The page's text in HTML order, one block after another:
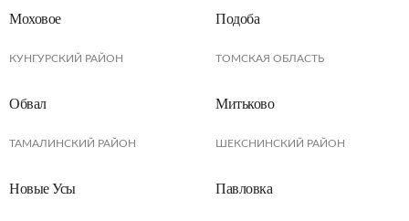
Моховое
КУНГУРСКИЙ РАЙОН
Подоба
ТОМСКАЯ ОБЛАСТЬ
Обвал
ТАМАЛИНСКИЙ РАЙОН
Митьково
ШЕКСНИНСКИЙ РАЙОН
Новые Усы Павловка